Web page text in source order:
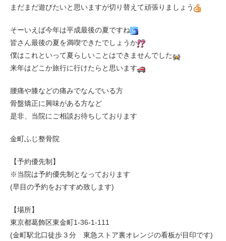
まだまだ遊びたいと思いますが切り替えて頑張りましょう
そーいえば今年は平成最後の夏ですね
皆さん最後の夏を満喫できたでしょうか
僕はこれといって夏らしいことはできませんでした
来年はどこか旅行に行けたらと思います
腰痛や膝などの痛みでなんでいる方
骨盤矯正に興味がある方など
是非、当院にご相談お待ちしております
金町ふじ整骨院
【予約優先制】
※当院は予約優先制となっております
(早目の予約をおすすめ致します)
【場所】
東京都葛飾区東金町1-36-1-111
(金町駅北口徒歩３分 東急ストア裏オレンジの看板が目印です)